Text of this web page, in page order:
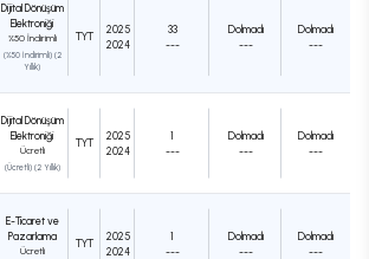
Dijital Dönüşüm
Elektroniği
%50 İndirimli
(%50 İndirimli) (2
Yıllık)
TYT
2025
2024
33
---
Dolmadı
---
Dolmadı
---
Dijital Dönüşüm
Elektroniği
Ücretli
(Ücretli) (2 Yıllık)
TYT
2025
2024
1
---
Dolmadı
---
Dolmadı
---
E-Ticaret ve
Pazarlama
Ücretli
TYT
2025
2024
1
---
Dolmadı
---
Dolmadı
---